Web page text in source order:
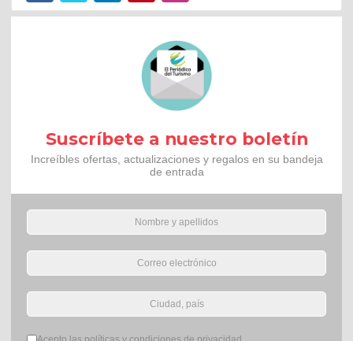
Suscríbete a nuestro boletín
Increíbles ofertas, actualizaciones y regalos en su bandeja
de entrada